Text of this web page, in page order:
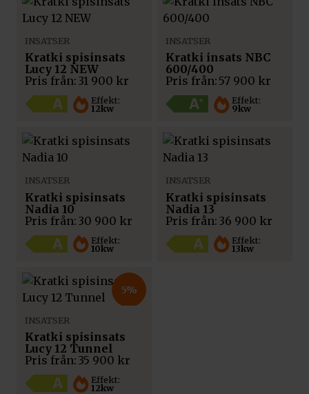
Effekt:
12kw
INSATSER
Kratki spisinsats
Lucy 12 NEW
Pris från: 31 900 kr
Effekt:
9kw
INSATSER
Kratki insats NBC
600/400
Pris från: 57 900 kr
Effekt:
10kw
INSATSER
Kratki spisinsats
Nadia 10
Pris från: 30 900 kr
Effekt:
13kw
INSATSER
Kratki spisinsats
Nadia 13
Pris från: 36 900 kr
5%
Effekt:
12kw
INSATSER
Kratki spisinsats
Lucy 12 Tunnel
Pris från: 35 900 kr